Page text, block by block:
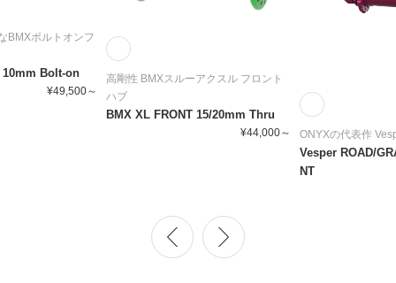
BMXボルトオンフ
10mm Bolt-on
¥49,500～
高剛性 BMXスルーアクスル フロント
ハブ
BMX XL FRONT 15/20mm Thru
¥44,000～ ONYXの代表作
Vesper ROAD/
NT